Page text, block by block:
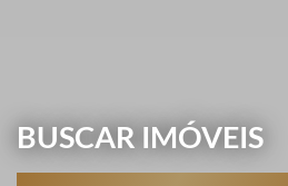
BUSCAR IMÓVEIS